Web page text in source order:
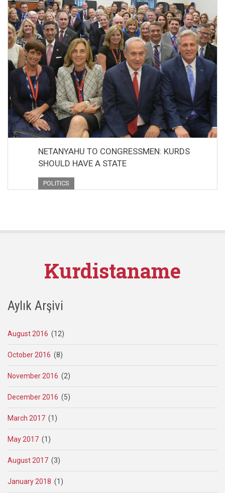
NETANYAHU TO CONGRESSMEN: KURDS
SHOULD HAVE A STATE
POLITICS
Kurdistaname
Aylık Arşivi
August 2016 (12)
October 2016 (8)
November 2016 (2)
December 2016 (5)
March 2017 (1)
May 2017 (1)
August 2017 (3)
January 2018 (1)